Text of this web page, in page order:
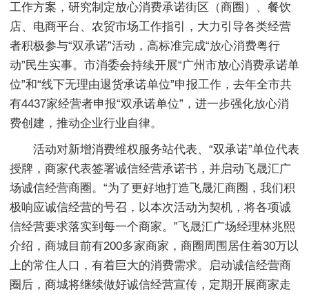
工作方案，研究制定放心消费承诺街区（商圈）、餐饮
店、电商平台、农贸市场工作指引，大力引导各类经营
者积极参与“双承诺”活动，高标准完成“放心消费粤行
动”民生实事。市消委会持续开展“广州市放心消费承诺单
位”和“线下无理由退货承诺单位”申报工作，去年全市共
有4437家经营者申报“双承诺单位”，进一步强化放心消
费创建，推动企业行业自律。
活动对新增消费维权服务站代表、“双承诺”单位代表
授牌，商家代表签署诚信经营承诺书，并启动飞晟汇广
场诚信经营商圈。“为了更好地打造飞晟汇商圈，我们积
极响应诚信经营的号召，以本次活动为契机，将各项诚
信经营要求落实到每一个商家。”飞晟汇广场经理林兆熙
介绍，商城目前有200多家商家，商圈周围居住着30万以
上的常住人口，有着巨大的消费需求。启动诚信经营商
圈后，商城将继续做好诚信经营宣传，定期开展商家走